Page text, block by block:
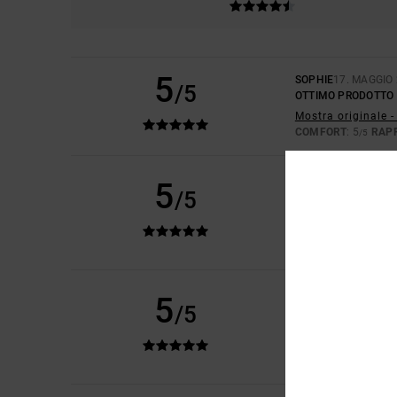
5/5
SOPHIE17. MAGGIO
OTTIMO PRODOTTO
Mostra originale -
COMFORT: 5/5
5/5
5/5
Mostra originale
CONSIGLIO